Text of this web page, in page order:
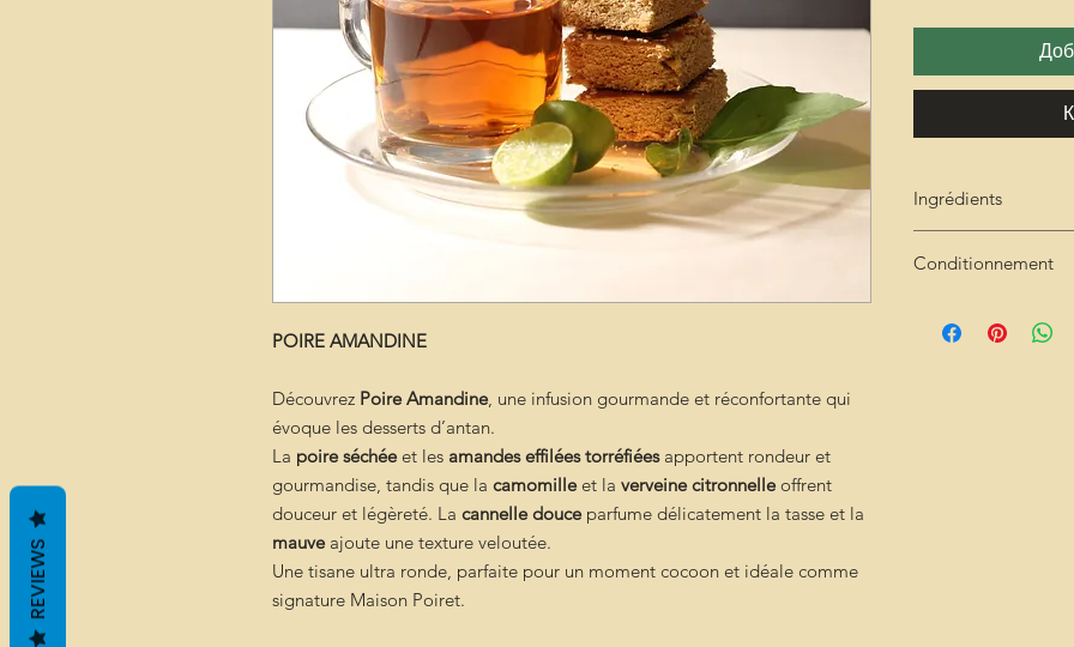
POIRE AMANDINE
Découvrez Poire Amandine, une infusion gourmande et réconfortante qui
évoque les desserts d’antan.
La poire séchéeet les amandes effilées torréfiéesapportent rondeur et
gourmandise, tandis que la camomilleet la verveine citronnelleoffrent
douceur et légèreté. La cannelle douceparfume délicatement la tasse et la
mauveajoute une texture veloutée.
Une tisane ultra ronde, parfaite pour un moment cocoon et idéale comme
signature Maison Poiret.
Ingrédients
Amande effilée
→
Verveine
Conditionnement
REVIEWS